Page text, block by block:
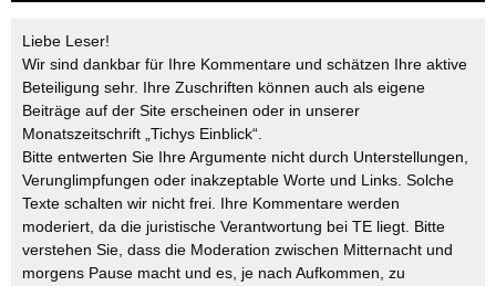
Liebe Leser!
Wir sind dankbar für Ihre Kommentare und schätzen Ihre aktive
Beteiligung sehr. Ihre Zuschriften können auch als eigene
Beiträge auf der Site erscheinen oder in unserer
Monatszeitschrift „Tichys Einblick“.
Bitte entwerten Sie Ihre Argumente nicht durch Unterstellungen,
Verunglimpfungen oder inakzeptable Worte und Links. Solche
Texte schalten wir nicht frei. Ihre Kommentare werden
moderiert, da die juristische Verantwortung bei TE liegt. Bitte
verstehen Sie, dass die Moderation zwischen Mitternacht und
morgens Pause macht und es, je nach Aufkommen, zu